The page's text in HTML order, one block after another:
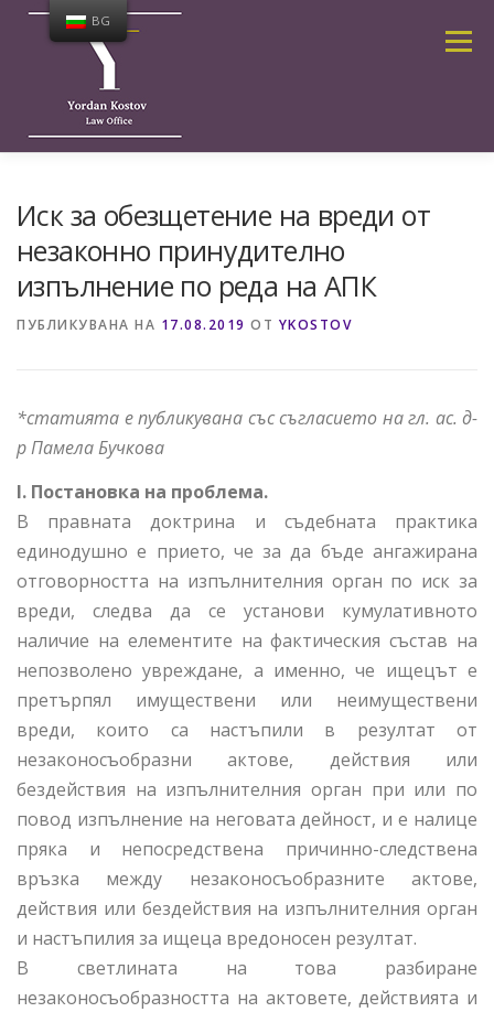
съдържанието
Меню
Иск за обезщетение на вреди от
незаконно принудително
изпълнение по реда на АПК
ПУБЛИКУВАНА НА 17.08.2019 ОТ YKOSTOV
*статията е публикувана със съгласието на гл. ас. д-
р Памела Бучкова
I. Постановка на проблема.
В правната доктрина и съдебната практика
единодушно е прието, че за да бъде ангажирана
отговорността на изпълнителния орган по иск за
вреди, следва да се установи кумулативното
наличие на елементите на фактическия състав на
непозволено увреждане, а именно, че ищецът е
претърпял имуществени или неимуществени
вреди, които са настъпили в резултат от
незаконосъобразни актове, действия или
бездействия на изпълнителния орган при или по
повод изпълнение на неговата дейност, и е налице
пряка и непосредствена причинно-следствена
връзка между незаконосъобразните актове,
действия или бездействия на изпълнителния орган
и настъпилия за ищеца вредоносен резултат.
В светлината на това разбиране
незаконосъобразността на актовете, действията и
BG